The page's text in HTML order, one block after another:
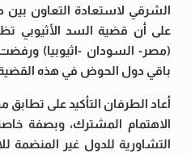
الشرقي لاستعادة التعاون بين
على أن قضية السد الأثيوبي
(مصر- السودان -اثيوبيا)
باقي دول الحوض في هذه القضية
أعاد الطرفان التأكيد على
الاهتمام المشترك، وبصفة
التشاورية للدول غير المنضمة